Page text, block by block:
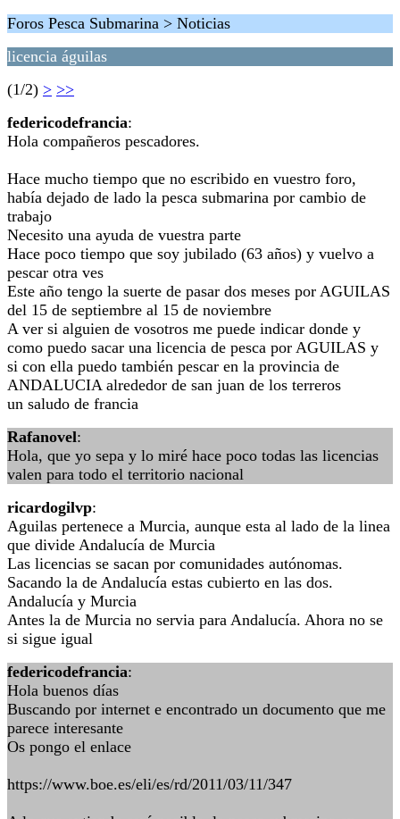
Foros Pesca Submarina > Noticias
licencia águilas
(1/2) > >>
federicodefrancia:
Hola compañeros pescadores.
Hace mucho tiempo que no escribido en vuestro foro,
había dejado de lado la pesca submarina por cambio de
trabajo
Necesito una ayuda de vuestra parte
Hace poco tiempo que soy jubilado (63 años) y vuelvo a
pescar otra ves
Este año tengo la suerte de pasar dos meses por AGUILAS
del 15 de septiembre al 15 de noviembre
A ver si alguien de vosotros me puede indicar donde y
como puedo sacar una licencia de pesca por AGUILAS y
si con ella puedo también pescar en la provincia de
ANDALUCIA alrededor de san juan de los terreros
un saludo de francia
Rafanovel:
Hola, que yo sepa y lo miré hace poco todas las licencias
valen para todo el territorio nacional
ricardogilvp:
Aguilas pertenece a Murcia, aunque esta al lado de la linea
que divide Andalucía de Murcia
Las licencias se sacan por comunidades autónomas.
Sacando la de Andalucía estas cubierto en las dos.
Andalucía y Murcia
Antes la de Murcia no servia para Andalucía. Ahora no se
si sigue igual
federicodefrancia:
Hola buenos días
Buscando por internet e encontrado un documento que me
parece interesante
Os pongo el enlace
https://www.boe.es/eli/es/rd/2011/03/11/347